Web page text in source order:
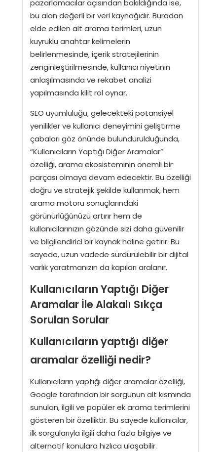
pazarlamacılar açısından bakıldığında ise,
bu alan değerli bir veri kaynağıdır. Buradan
elde edilen alt arama terimleri, uzun
kuyruklu anahtar kelimelerin
belirlenmesinde, içerik stratejilerinin
zenginleştirilmesinde, kullanıcı niyetinin
anlaşılmasında ve rekabet analizi
yapılmasında kilit rol oynar.
SEO uyumluluğu, gelecekteki potansiyel
yenilikler ve kullanıcı deneyimini geliştirme
çabaları göz önünde bulundurulduğunda,
“Kullanıcıların Yaptığı Diğer Aramalar”
özelliği, arama ekosisteminin önemli bir
parçası olmaya devam edecektir. Bu özelliği
doğru ve stratejik şekilde kullanmak, hem
arama motoru sonuçlarındaki
görünürlüğünüzü artırır hem de
kullanıcılarınızın gözünde sizi daha güvenilir
ve bilgilendirici bir kaynak haline getirir. Bu
sayede, uzun vadede sürdürülebilir bir dijital
varlık yaratmanızın da kapıları aralanır.
Kullanıcıların Yaptığı Diğer
Aramalar İle Alakalı Sıkça
Sorulan Sorular
Kullanıcıların yaptığı diğer
aramalar özelliği nedir?
Kullanıcıların yaptığı diğer aramalar özelliği,
Google tarafından bir sorgunun alt kısmında
sunulan, ilgili ve popüler ek arama terimlerini
gösteren bir özelliktir. Bu sayede kullanıcılar,
ilk sorgularıyla ilgili daha fazla bilgiye ve
alternatif konulara hızlıca ulaşabilir.